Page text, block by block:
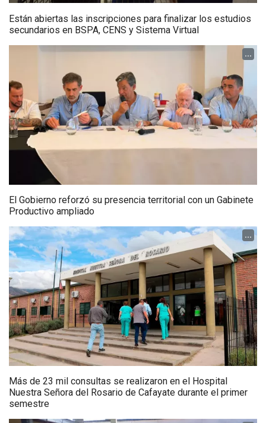
Están abiertas las inscripciones para finalizar los estudios
secundarios en BSPA, CENS y Sistema Virtual
...
El Gobierno reforzó su presencia territorial con un Gabinete
Productivo ampliado
...
Más de 23 mil consultas se realizaron en el Hospital
Nuestra Señora del Rosario de Cafayate durante el primer
semestre